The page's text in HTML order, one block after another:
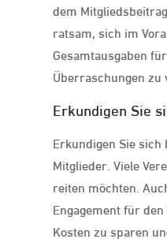
dem
ratsam, sich im
Gesamtausgaben
Überraschungen zu
Erkundigen Sie
Erkundigen Sie
Mitglieder. Viele
reiten möchten.
Engagement für
Kosten zu sparen